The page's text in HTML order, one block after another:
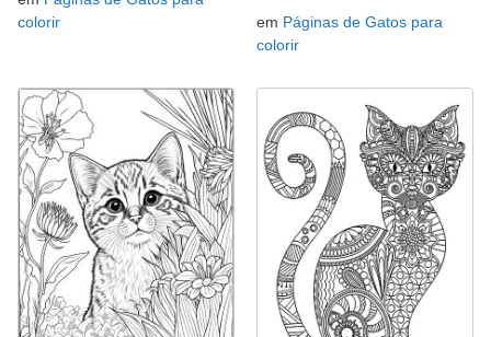
colorir
em Páginas de Gatos para
colorir